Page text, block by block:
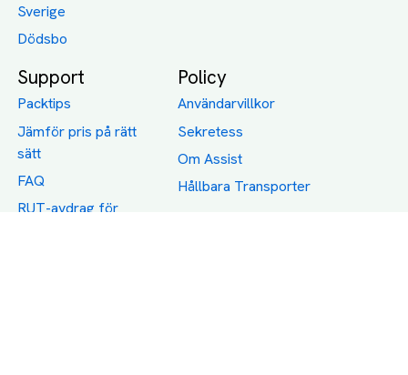
Sverige
Dödsbo
Support
Packtips
Jämför pris på rätt
sätt
FAQ
RUT-avdrag för
Policy
Användarvillkor
Sekretess
Om Assist
Hållbara Transporter